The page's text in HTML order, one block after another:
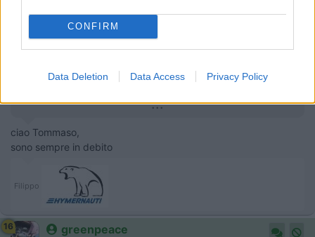
CONFIRM
Data Deletion Data Access Privacy Policy
In risposta al messaggio di del
sui due oblo piccoli, e la differenza è tanta, si riduce in maniera
...
ciao Tommaso,
sono sempre in debito
Filippo
16 greenpeace